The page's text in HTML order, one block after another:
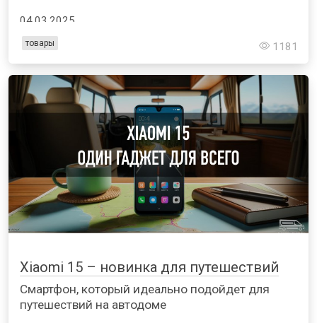
04.03.2025
товары 1181
Xiaomi 15 – новинка для путешествий
Смартфон, который идеально подойдет для
путешествий на автодоме